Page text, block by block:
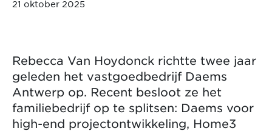
21 oktober 2025
Rebecca Van Hoydonck richtte twee jaar
geleden het vastgoedbedrijf Daems
Antwerp op. Recent besloot ze het
familiebedrijf op te splitsen: Daems voor
high-end projectontwikkeling, Home3